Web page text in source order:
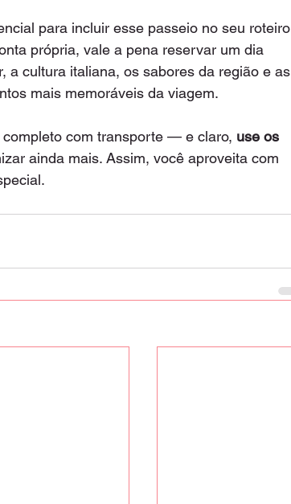
para incluir esse passeio no seu roteiro
própria, vale a pena reservar um dia
a cultura italiana, os sabores da região e as
mais memoráveis da viagem.
com transporte — e claro, use os
ainda mais. Assim, você aproveita com